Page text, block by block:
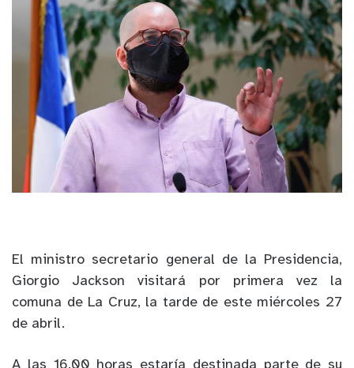
El ministro secretario general de la Presidencia,
Giorgio Jackson visitará por primera vez la
comuna de La Cruz, la tarde de este miércoles 27
de abril.